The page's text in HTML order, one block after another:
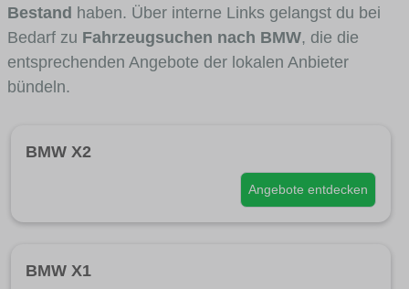
Bestand haben. Über interne Links gelangst du bei
Bedarf zu Fahrzeugsuchen nach BMW, die die
entsprechenden Angebote der lokalen Anbieter
bündeln.
BMW X2
Angebote entdecken
BMW X1